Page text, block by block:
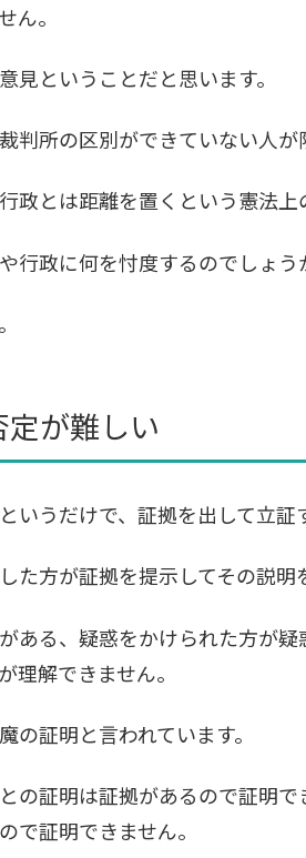
ん。
見ということだと思います。
判所の区別ができていない人が
政とは距離を置くという憲法上
行政に何を忖度するのでしょう
が難しい
いうだけで、証拠を出して立証
た方が証拠を提示してその説明
ある、疑惑をかけられた方が
理解できません。
の証明と言われています。
の証明は証拠があるので証明
で証明できません。